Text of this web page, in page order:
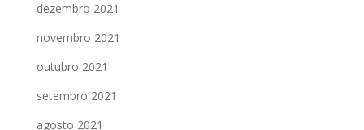
dezembro 2021
novembro 2021
outubro 2021
setembro 2021
agosto 2021